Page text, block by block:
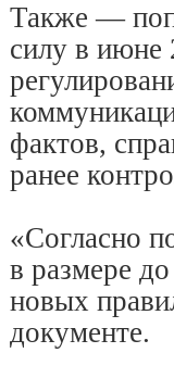
Также —
силу в июне
фактов,
ранее
«Согласно
в размере
новых
документе.